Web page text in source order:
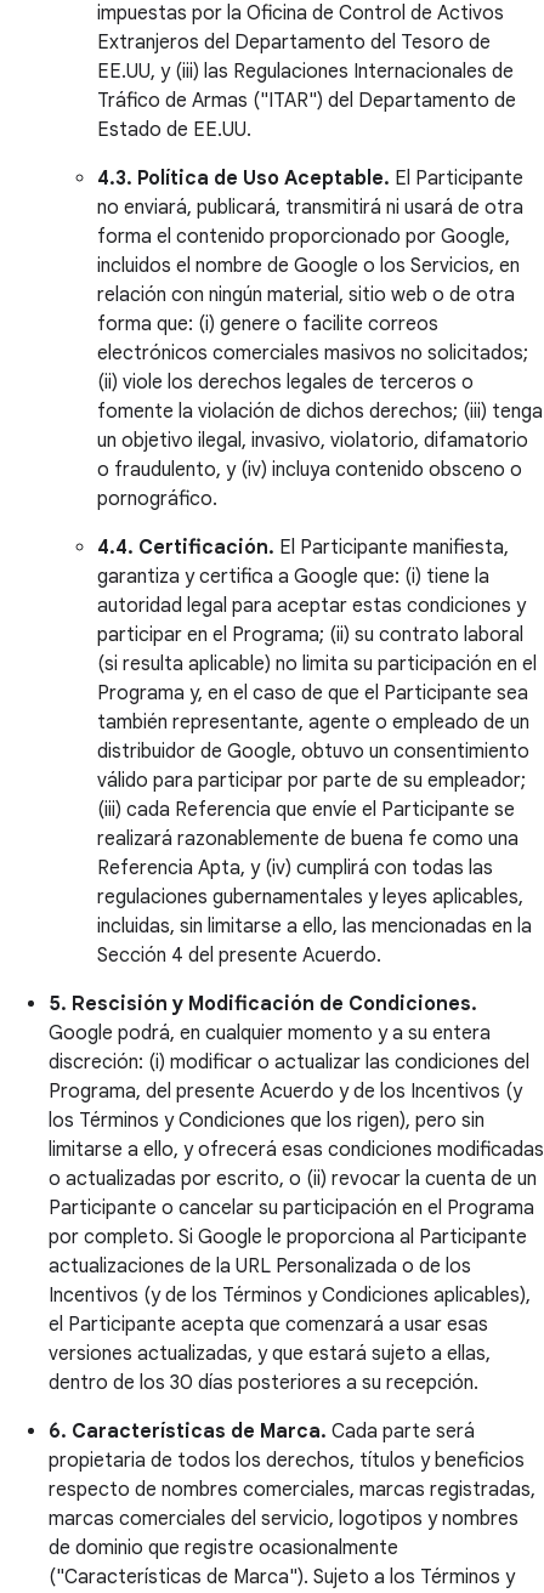
impuestas por la Oficina de Control de Activos
Extranjeros del Departamento del Tesoro de
EE.UU, y (iii) las Regulaciones Internacionales de
Tráfico de Armas ("ITAR") del Departamento de
Estado de EE.UU.
4.3. Política de Uso Aceptable. El Participante
no enviará, publicará, transmitirá ni usará de otra
forma el contenido proporcionado por Google,
incluidos el nombre de Google o los Servicios, en
relación con ningún material, sitio web o de otra
forma que: (i) genere o facilite correos
electrónicos comerciales masivos no solicitados;
(ii) viole los derechos legales de terceros o
fomente la violación de dichos derechos; (iii) tenga
un objetivo ilegal, invasivo, violatorio, difamatorio
o fraudulento, y (iv) incluya contenido obsceno o
pornográfico.
4.4. Certificación. El Participante manifiesta,
garantiza y certifica a Google que: (i) tiene la
autoridad legal para aceptar estas condiciones y
participar en el Programa; (ii) su contrato laboral
(si resulta aplicable) no limita su participación en el
Programa y, en el caso de que el Participante sea
también representante, agente o empleado de un
distribuidor de Google, obtuvo un consentimiento
válido para participar por parte de su empleador;
(iii) cada Referencia que envíe el Participante se
realizará razonablemente de buena fe como una
Referencia Apta, y (iv) cumplirá con todas las
regulaciones gubernamentales y leyes aplicables,
incluidas, sin limitarse a ello, las mencionadas en la
Sección 4 del presente Acuerdo.
5. Rescisión y Modificación de Condiciones.
Google podrá, en cualquier momento y a su entera
discreción: (i) modificar o actualizar las condiciones del
Programa, del presente Acuerdo y de los Incentivos (y
los Términos y Condiciones que los rigen), pero sin
limitarse a ello, y ofrecerá esas condiciones modificadas
o actualizadas por escrito, o (ii) revocar la cuenta de un
Participante o cancelar su participación en el Programa
por completo. Si Google le proporciona al Participante
actualizaciones de la URL Personalizada o de los
Incentivos (y de los Términos y Condiciones aplicables),
el Participante acepta que comenzará a usar esas
versiones actualizadas, y que estará sujeto a ellas,
dentro de los 30 días posteriores a su recepción.
6. Características de Marca. Cada parte será
propietaria de todos los derechos, títulos y beneficios
respecto de nombres comerciales, marcas registradas,
marcas comerciales del servicio, logotipos y nombres
de dominio que registre ocasionalmente
("Características de Marca"). Sujeto a los Términos y